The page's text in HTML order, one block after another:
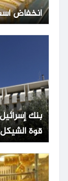
انخفاض
قوة